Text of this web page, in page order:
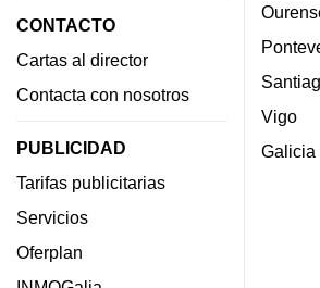
CONTACTO
Cartas al director
Contacta con nosotros
PUBLICIDAD
Tarifas publicitarias
Servicios
Oferplan
Vigo
Galicia